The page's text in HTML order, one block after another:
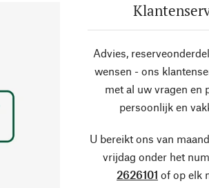
Advies,
wensen - ons
met al uw vragen en
persoonlijk en
U bereikt ons van
vrijdag onder het
2626101 of op elk